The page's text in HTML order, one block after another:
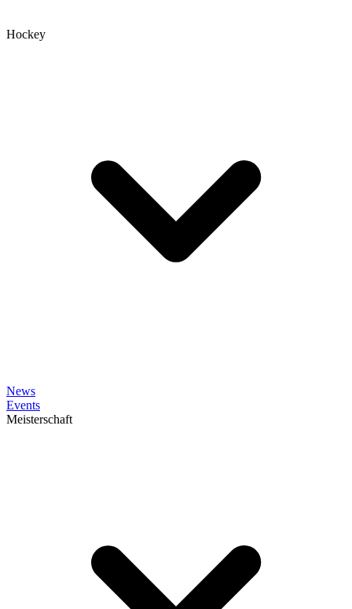
Hockey
News
Events
Meisterschaft